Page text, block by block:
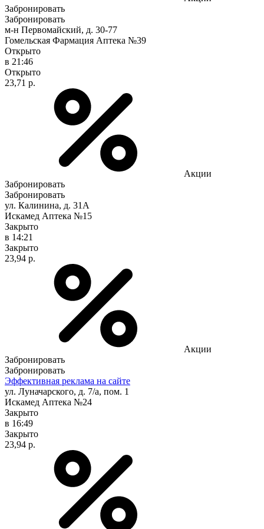
Забронировать
Забронировать
м-н Первомайский, д. 30-77
Гомельская Фармация Аптека №39
Открыто
в 21:46
Открыто
23,71 р.
Акции
Забронировать
Забронировать
ул. Калинина, д. 31А
Искамед Аптека №15
Закрыто
в 14:21
Закрыто
23,94 р.
Акции
Забронировать
Забронировать
Эффективная реклама на сайте
ул. Луначарского, д. 7/а, пом. 1
Искамед Аптека №24
Закрыто
в 16:49
Закрыто
23,94 р.